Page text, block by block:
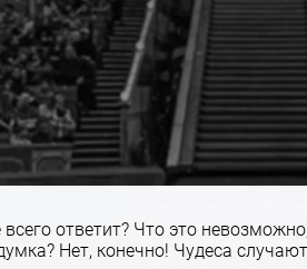
ответит? Что это
Нет, конечно! Чудеса